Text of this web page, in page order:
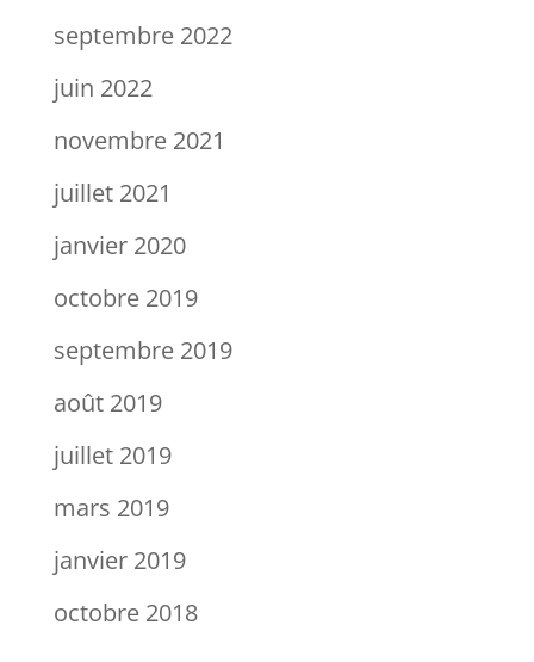
septembre 2022
juin 2022
novembre 2021
juillet 2021
janvier 2020
octobre 2019
septembre 2019
août 2019
juillet 2019
mars 2019
janvier 2019
octobre 2018